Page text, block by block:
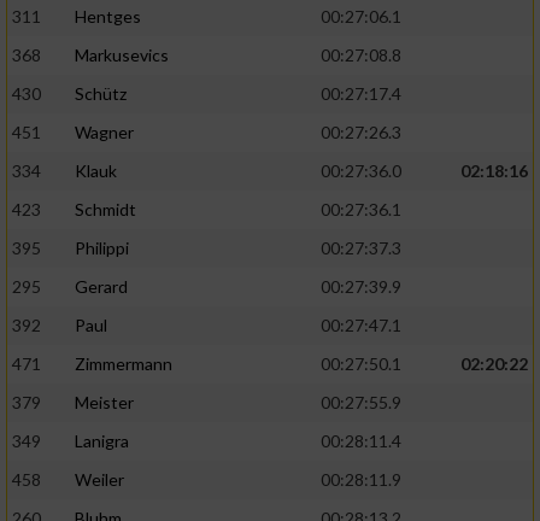
311
Hentges
00:27:06.1
368
Markusevics
00:27:08.8
430
Schütz
00:27:17.4
451
Wagner
00:27:26.3
334
Klauk 00:27:36.0
02:18:16
423
Schmidt
00:27:36.1
395
Philippi
00:27:37.3
295
Gerard
00:27:39.9
392
Paul
00:27:47.1
471
Zimmermann 00:27:50.1
02:20:22
379
Meister
00:27:55.9
349
Lanigra
00:28:11.4
458
Weiler
00:28:11.9